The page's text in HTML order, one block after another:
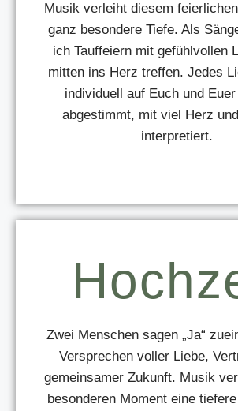
Musik verleiht diesem
ganz besondere Tiefe. Als
ich Tauffeiern mit gefühlvollen
mitten ins Herz treffen. Jedes
individuell auf Euch und
abgestimmt, mit viel Herz
interpretiert.
Zwei Menschen sagen „Ja“
Versprechen voller Liebe,
gemeinsamer Zukunft. Musik
besonderen Moment eine